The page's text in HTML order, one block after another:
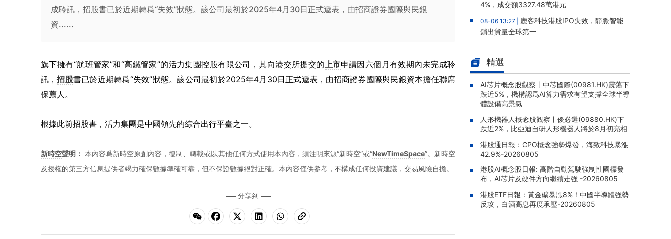
成聆訊，招股書已於近期轉爲“失效”狀態。該公司最初於2025年4月30日正式遞表，由招商證券國際與民銀
資......
旗下擁有“航班管家”和“高鐵管家”的活力集團控股有限公司，其向港交所提交的上市申請因六個月有效期內未完成聆
訊，招股書已於近期轉爲“失效”狀態。該公司最初於2025年4月30日正式遞表，由招商證券國際與民銀資本擔任聯席
保薦人。
根據此前招股書，活力集團是中國領先的綜合出行平臺之一。
新時空聲明： 本內容爲新時空原創內容，復制、轉載或以其他任何方式使用本內容，須注明來源“新時空”或“NewTimeSpace”。新時空
及授權的第三方信息提供者竭力確保數據準確可靠，但不保證數據絕對正確。本內容僅供參考，不構成任何投資建議，交易風險自擔。
分享到
4%，成交額3327.48萬港元
08-06 13:27 |
鹿客科技港股IPO失效，靜脈智能
鎖出貨量全球第一
獲巴西約1.44億元人民幣重合器供貨合約
08-06 11:41 |金價突破4300美元，日內漲超
1%，易方達黃金礦ETF(02824)漲逾4%
08-06 11:40 |ETF資金盤點 | 黃金股ETF永贏(51
吸金10.51億元
980)8月5日淨流入2.75億元，居可比基金首位
精選
AI芯片概念股觀察丨中芯國際(00981.HK)震蕩下
跌近5%，機構認爲AI算力需求有望支撐全球半導
體設備高景氣
人形機器人概念股觀察丨優必選(09880.HK)下
跌近2%，比亞迪自研人形機器人將於8月初亮相
港股通日報：CPO概念強勢爆發，海致科技暴漲
42.9%-20260805
港股AI概念股日報: 高階自動駕駛強制性國標發
布，AI芯片及硬件方向繼續走強 -20260805
港股ETF日報：黃金礦暴漲8%！中國半導體強勢
反攻，白酒高息再度承壓-20260805